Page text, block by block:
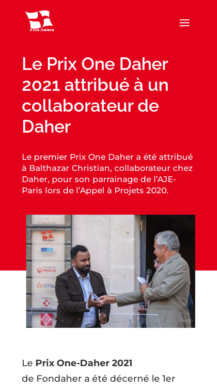
Le Prix One Daher
2021 attribué à un
collaborateur de
Daher
Le premier Prix One Daher a été attribué
à Balthazar Christian, collaborateur chez
Daher, pour son parrainage de l’AJE-
Paris lors de l’Appel à Projets 2020.
Le Prix One-Daher 2021
de Fondaher a été décerné le 1er